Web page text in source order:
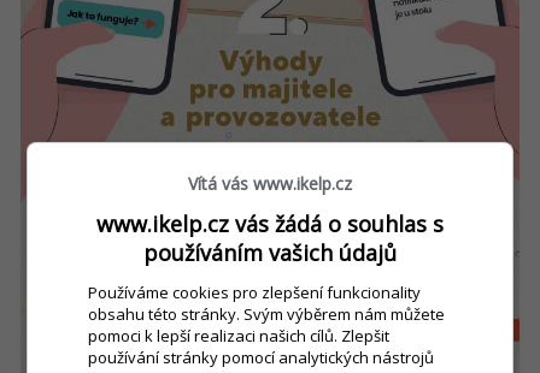
Vítá vás www.ikelp.cz
www.ikelp.cz vás žádá o souhlas s
používáním vašich údajů
Používáme cookies pro zlepšení funkcionality
obsahu této stránky. Svým výběrem nám můžete
pomoci k lepší realizaci našich cílů. Zlepšit
používání stránky pomocí analytických nástrojů